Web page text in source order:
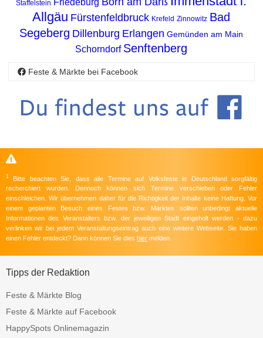
Staffelstein
Allgäu Fürstenfeldbruck Krefeld Zinnowitz Bad
Segeberg Dillenburg Erlangen Gemünden am Main
Schorndorf Senftenberg
Feste & Märkte bei Facebook
1
Bitte beachten Sie, dass alle Termine auf Volksfeste in Deutschland sorgfältig
recherchiert wurden. Dennoch können sich Termine verschieben oder Fehler
einschleichen. Wir übernehmen daher für die Richtigkeit der Inhalte keine Haftung. Vor
einem geplanten Besuch eines Festes bzw. Marktes sollten unbedingt aktuelle
Informationen des Veranstalters bzw. der jeweiligen Stadt eingeholt werden - dazu
verlinken wir bei jedem Veranstaltungseintrag auch eine weitere Webseite. Sie haben
einen Fehler entdeckt? Dann können Sie dies hier melden.
Tipps der Redaktion
Feste & Märkte Blog
Feste & Märkte auf Facebook
HappySpots Onlinemagazin